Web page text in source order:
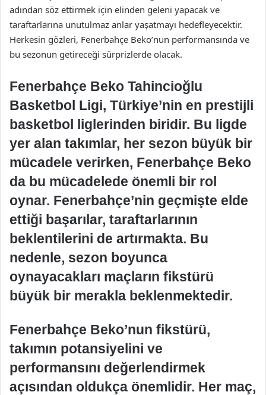
adından söz ettirmek için elinden geleni yapacak ve
taraftarlarına unutulmaz anlar yaşatmayı hedefleyecektir.
Herkesin gözleri, Fenerbahçe Beko’nun performansında ve
bu sezonun getireceği sürprizlerde olacak.
Fenerbahçe Beko Tahincioğlu
Basketbol Ligi, Türkiye’nin en prestijli
basketbol liglerinden biridir. Bu ligde
yer alan takımlar, her sezon büyük bir
mücadele verirken, Fenerbahçe Beko
da bu mücadelede önemli bir rol
oynar. Fenerbahçe’nin geçmişte elde
ettiği başarılar, taraftarlarının
beklentilerini de artırmakta. Bu
nedenle, sezon boyunca
oynayacakları maçların fikstürü
büyük bir merakla beklenmektedir.
Fenerbahçe Beko’nun fikstürü,
takımın potansiyelini ve
performansını değerlendirmek
açısından oldukça önemlidir. Her maç,